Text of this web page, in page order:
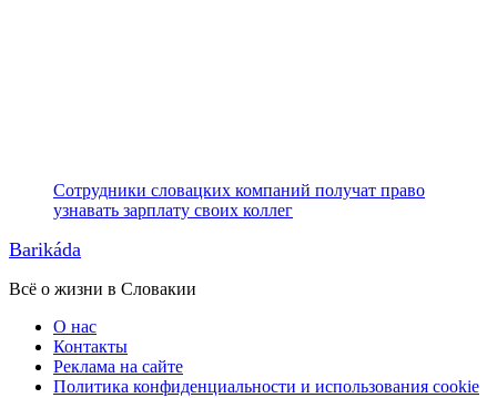
Сотрудники словацких компаний получат право
узнавать зарплату своих коллег
Barikáda
Всё о жизни в Словакии
О нас
Контакты
Реклама на сайте
Политика конфиденциальности и использования cookie